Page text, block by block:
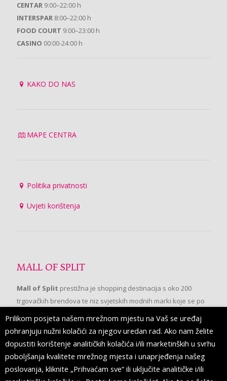
CENTAR 9:00–22:00 h
INTERSPAR 8:00–22:00 h
FOOD COURT 9:00–23:00 h
CASINO 00:00-24:00 h
KAKO DO NAS
MAPE CENTRA
Politika privatnosti
Uvjeti korištenja
MALL OF SPLIT
Mall of Split prestižna je shopping destinacija s oko 200
trgovačkih brendova te niz svjetskih modnih marki koje se po
prvi put pojavljuju u Splitu.
PRATITE NAS
Prilikom posjeta našem mrežnom mjestu na Vaš se uređaj
pohranjuju nužni kolačići za njegov uredan rad. Ako nam želite
dopustiti korištenje analitičkih kolačića i/ili marketinških u svrhu
poboljšanja kvalitete mrežnog mjesta i unaprjeđenja našeg
poslovanja, kliknite „Prihvaćam sve“ ili uključite analitičke i/ili